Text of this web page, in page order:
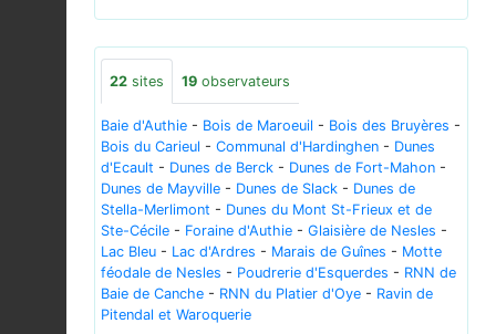
22 sites 19 observateurs
Baie d'Authie - Bois de Maroeuil - Bois des Bruyères -
Bois du Carieul - Communal d'Hardinghen - Dunes
d'Ecault - Dunes de Berck - Dunes de Fort-Mahon -
Dunes de Mayville - Dunes de Slack - Dunes de
Stella-Merlimont - Dunes du Mont St-Frieux et de
Ste-Cécile - Foraine d'Authie - Glaisière de Nesles -
Lac Bleu - Lac d'Ardres - Marais de Guînes - Motte
féodale de Nesles - Poudrerie d'Esquerdes - RNN de
Baie de Canche - RNN du Platier d'Oye - Ravin de
Pitendal et Waroquerie